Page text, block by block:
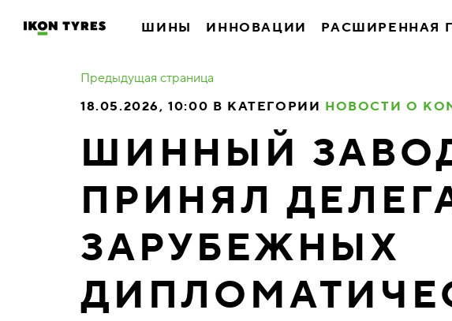
ШИНЫ ИННОВАЦИИ РАСШИРЕННАЯ
Предыдущая страница
18.05.2026, 10:00 В КАТЕГОРИИ НОВОСТИ О
ШИННЫЙ ЗАВОД
ПРИНЯЛ
ЗАРУБЕЖНЫХ